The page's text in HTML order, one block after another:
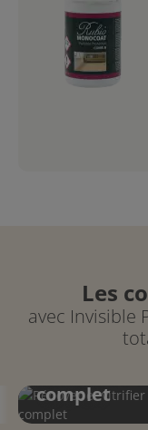
Les
avec Invisible
Rénover
complet